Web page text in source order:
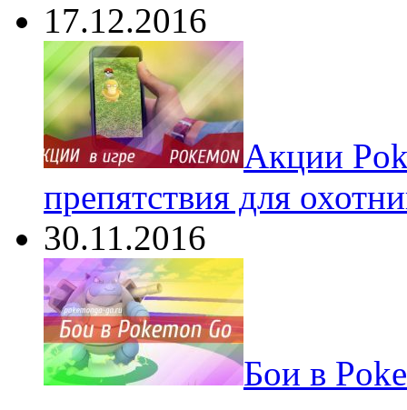
17.12.2016
Акции
препятствия для
30.11.2016
Бои в